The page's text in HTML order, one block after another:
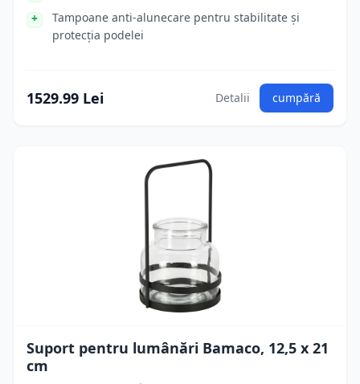
Tampoane anti-alunecare pentru stabilitate și
protecția podelei
1529.99 Lei Detalii cumpără
Suport pentru lumânări Bamaco, 12,5 x 21
cm